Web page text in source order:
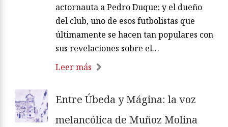
actornauta a Pedro Duque; y el dueño
del club, uno de esos futbolistas que
últimamente se hacen tan populares con
sus revelaciones sobre el…
Leer más
Entre Úbeda y Mágina: la voz
melancólica de Muñoz Molina